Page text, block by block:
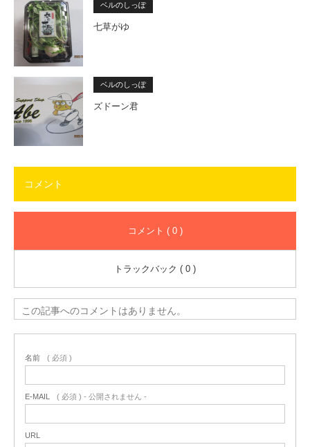
ベルのしっぽ
七草がゆ
ベルのしっぽ
ズドーン君
コメント
コメント ( 0 )
トラックバック ( 0 )
この記事へのコメントはありません。
名前 ( 必須 )
E-MAIL ( 必須 ) - 公開されません -
URL